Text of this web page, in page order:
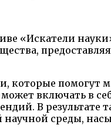
«Искатели
которые
включать в
В результате
научной среды,